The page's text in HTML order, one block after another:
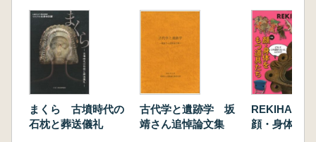
まくら 古墳時代の
石枕と葬送儀礼
古代学と遺跡学 坂
靖さん追悼論文集
REKIHAKU
顔・身体を